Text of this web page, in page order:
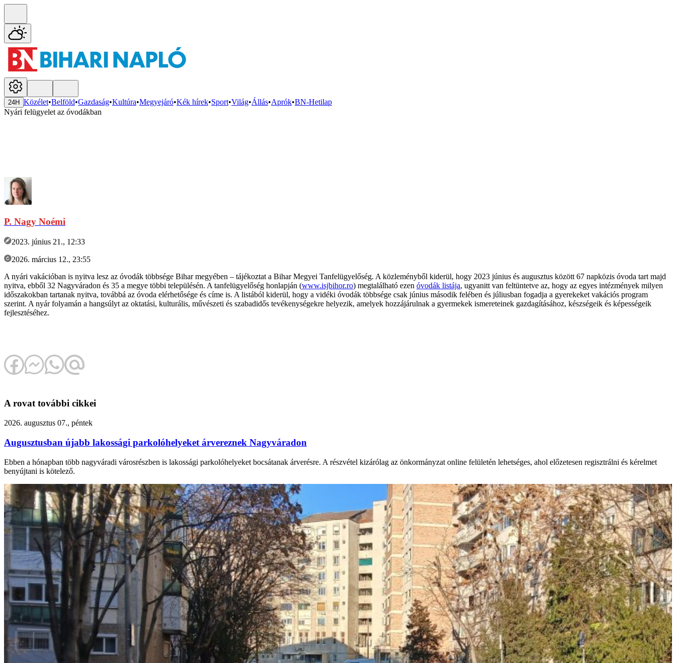
24H Közélet•Belföld•Gazdaság•Kultúra•Megyejáró•Kék hírek•Sport•Világ•Állás•Aprók•BN-Hetilap
Nyári felügyelet az óvodákban
P. Nagy Noémi
2023. június 21., 12:33
2026. március 12., 23:55
A nyári vakációban is nyitva lesz az óvodák többsége Bihar megyében – tájékoztat a Bihar Megyei Tanfelügyelőség. A közleményből kiderül, hogy 2023 június és augusztus között 67 napközis óvoda tart majd
nyitva, ebből 32 Nagyváradon és 35 a megye többi településén. A tanfelügyelőség honlapján (www.isjbihor.ro) megtalálható ezen óvodák listája, ugyanitt van feltüntetve az, hogy az egyes intézmények milyen
időszakokban tartanak nyitva, továbbá az óvoda elérhetősége és címe is. A listából kiderül, hogy a vidéki óvodák többsége csak június második felében és júliusban fogadja a gyerekeket vakációs program
szerint. A nyár folyamán a hangsúlyt az oktatási, kulturális, művészeti és szabadidős tevékenységekre helyezik, amelyek hozzájárulnak a gyermekek ismereteinek gazdagításához, készségeik és képességeik
fejlesztéséhez.
A rovat további cikkei
2026. augusztus 07., péntek
Augusztusban újabb lakossági parkolóhelyeket árvereznek Nagyváradon
Ebben a hónapban több nagyváradi városrészben is lakossági parkolóhelyeket bocsátanak árverésre. A részvétel kizárólag az önkormányzat online felületén lehetséges, ahol előzetesen regisztrálni és kérelmet
benyújtani is kötelező.